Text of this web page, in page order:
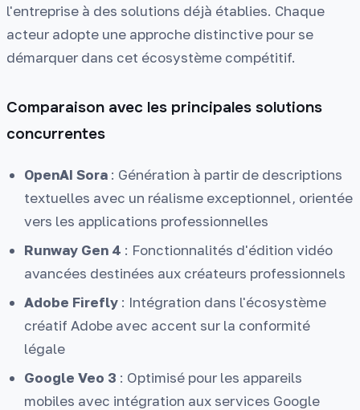
l'entreprise à des solutions déjà établies. Chaque
acteur adopte une approche distinctive pour se
démarquer dans cet écosystème compétitif.
Comparaison avec les principales solutions
concurrentes
OpenAI Sora : Génération à partir de descriptions
textuelles avec un réalisme exceptionnel, orientée
vers les applications professionnelles
Runway Gen 4 : Fonctionnalités d'édition vidéo
avancées destinées aux créateurs professionnels
Adobe Firefly : Intégration dans l'écosystème
créatif Adobe avec accent sur la conformité
légale
Google Veo 3 : Optimisé pour les appareils
mobiles avec intégration aux services Google